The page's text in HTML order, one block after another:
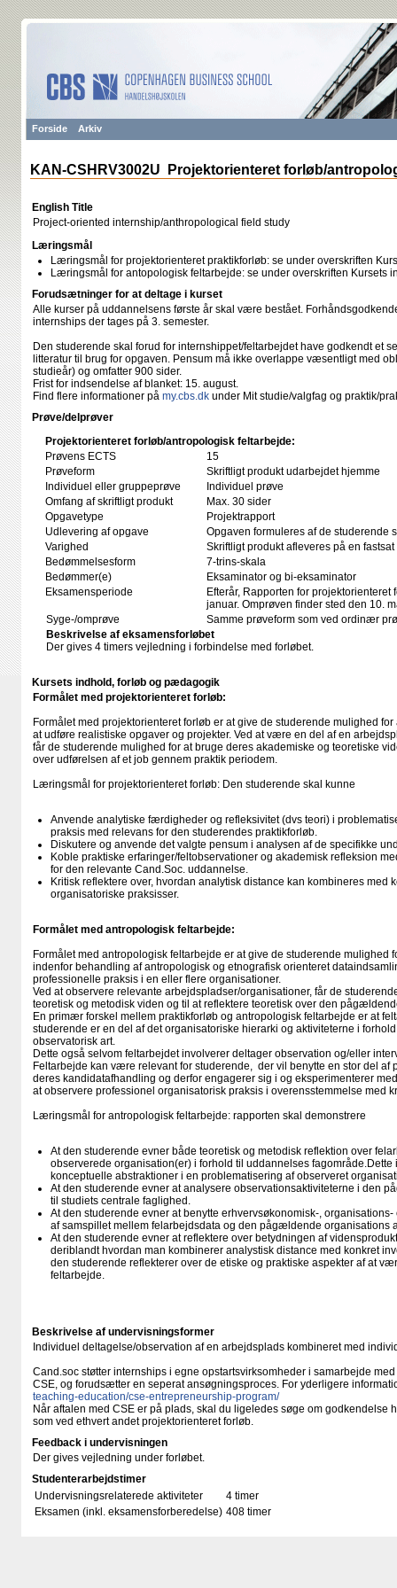
Forside Arkiv
KAN-CSHRV3002U Projektorienteret forløb/
English Title
Project-oriented internship/anthropological field study
Læringsmål
Læringsmål for projektorienteret praktikforløb: se under overskriften
Læringsmål for antopologisk feltarbejde: se under overskriften Kursets
Forudsætninger for at deltage i kurset
Alle kurser på uddannelsens første år skal være bestået.
internships der tages på 3. semester.
Den studerende skal forud for internshippet/​feltarbejdet have godkendt et
litteratur til brug for opgaven. Pensum må ikke overlappe væsentligt med
studieår) og omfatter 900 sider.
Frist for indsendelse af blanket: 15. august.
Find flere informationer på my.cbs.dk under Mit studie/valgfag og praktik/
Prøve/delprøver
Projektorienteret forløb/antropologisk feltarbejde:
Prøvens ECTS
15
Prøveform
Skriftligt produkt udarbejdet hjemme
Individuel eller gruppeprøve
Individuel prøve
Omfang af skriftligt produkt
Max. 30 sider
Opgavetype
Projektrapport
Udlevering af opgave
Opgaven formuleres af de studerende
Varighed
Skriftligt produkt afleveres på en
Bedømmelsesform
7-trins-skala
Bedømmer(e)
Eksaminator og bi-eksaminator
Eksamensperiode
Efterår, Rapporten for
januar. Omprøven finder sted den 10.
Syge-/omprøve
Samme prøveform som ved ordinær
Beskrivelse af eksamensforløbet
Der gives 4 timers vejledning i forbindelse med forløbet.
Kursets indhold, forløb og pædagogik
Formålet med projektorienteret forløb:
Formålet med projektorienteret forløb er at give de studerende mulighed
at udføre realistiske opgaver og projekter. Ved at være en del af en
får de studerende mulighed for at bruge deres akademiske og teoretiske
over udførelsen af et job gennem praktik periodem.
Læringsmål for projektorienteret forløb: Den studerende skal kunne
Anvende analytiske færdigheder og refleksivitet (dvs teori) i
praksis med relevans for den studerendes praktikforløb.
Diskutere og anvende det valgte pensum i analysen af de specifikke
Koble praktiske erfaringer/feltobservationer og akademisk refleksion
for den relevante Cand.Soc. uddannelse.
Kritisk reflektere over, hvordan analytisk distance kan kombineres med
organisatoriske praksisser.
Formålet med antropologisk feltarbejde:
Formålet med antropologisk feltarbejde er at give de studerende mulighed
indenfor behandling af antropologisk og etnografisk orienteret
professionelle praksis i en eller flere organisationer.
Ved at observere relevante arbejdspladser/organisationer, får de
teoretisk og metodisk viden og til at reflektere teoretisk over den
En primær forskel mellem praktikforløb og antropologisk feltarbejde er at
studerende er en del af det organisatoriske hierarki og aktiviteterne i
observatorisk art.
Dette også selvom feltarbejdet involverer deltager observation og/eller
Feltarbejde kan være relevant for studerende, der vil benytte en stor del af
deres kandidatafhandling og derfor engagerer sig i og eksperimenterer
at observere professionel organisatorisk praksis i overensstemmelse med
Læringsmål for antropologisk feltarbejde: rapporten skal demonstrere
At den studerende evner både teoretisk og metodisk reflektion over
observerede organisation(er) i forhold til uddannelses
konceptuelle abstraktioner i en problematisering af observeret
At den studerende evner at analysere observationsaktiviteterne i den
til studiets centrale faglighed.
At den studerende evner at benytte erhvervsøkonomisk-,
af samspillet mellem felarbejdsdata og den pågældende organisations
At den studerende evner at reflektere over betydningen af
deriblandt hvordan man kombinerer analystisk distance med konkret
den studerende reflekterer over de etiske og praktiske aspekter af at
feltarbejde.
Beskrivelse af undervisningsformer
Individuel deltagelse/observation af en arbejdsplads kombineret med
Cand.soc støtter internships i egne opstartsvirksomheder i samarbejde
CSE, og forudsætter en seperat ansøgningsproces. For yderligere
teaching-education/​cse-entrepreneurship-program/​
Når aftalen med CSE er på plads, skal du ligeledes søge om godkendelse
som ved ethvert andet projektorienteret forløb.
Feedback i undervisningen
Der gives vejledning under forløbet.
Studenterarbejdstimer
Undervisningsrelaterede aktiviteter
4 timer
Eksamen (inkl. eksamensforberedelse) 408 timer